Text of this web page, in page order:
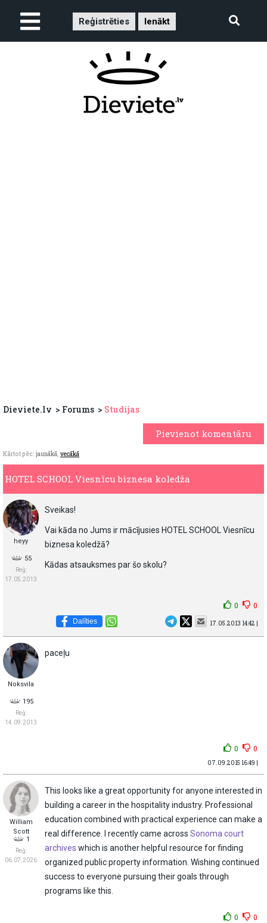
Reģistrēties Ienākt
Dieviete.lv Forums Studijas
Pievienot komentāru
Kārtot pēc: jaunākā, vecākā
HOTEL SCHOOL Viesnīcu biznesa koledža
heyy
55
Reģ:
17.05.2013
Sveikas!
Vai kāda no Jums ir mācījusies HOTEL SCHOOL Viesnīcu
biznesa koledžā?
Kādas atsauksmes par šo skolu?
0 0
Dalīties 17.05.2013 14:42 |
Noksvila
195
Reģ:
14.09.2013
paceļu
0 0
07.09.2015 16:49 |
William
Scott
1
Reģ:
06.07.2026
This looks like a great opportunity for anyone interested in
building a career in the hospitality industry. Professional
education combined with practical experience can make a
real difference. I recently came across Sonoma court
archives which is another helpful resource for finding
organized public property information. Wishing continued
success to everyone pursuing their goals through
programs like this.
0 0